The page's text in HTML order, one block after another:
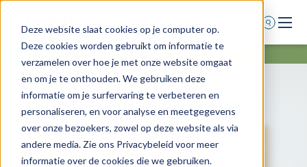
Deze website slaat cookies op je computer op.
Deze cookies worden gebruikt om informatie te
verzamelen over hoe je met onze website omgaat
en om je te onthouden. We gebruiken deze
informatie om je surfervaring te verbeteren en
personaliseren, en voor analyse en meetgegevens
over onze bezoekers, zowel op deze website als via
andere media. Zie ons Privacybeleid voor meer
informatie over de cookies die we gebruiken.
Home
Voor wie
Diensten
Agenda
Over ons